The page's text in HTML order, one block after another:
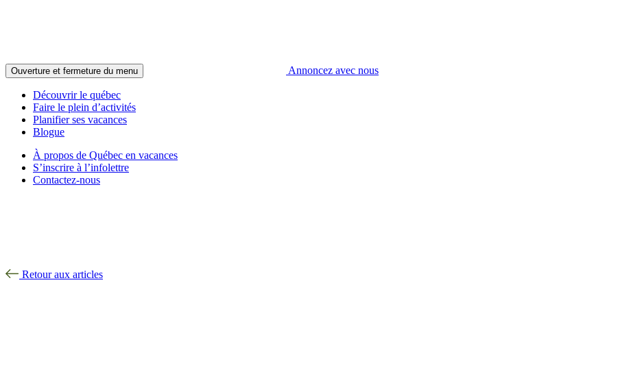
Ouverture et fermeture du menu Annoncez avec nous
Découvrir le québec
Faire le plein d’activités
Planifier ses vacances
Blogue
À propos de Québec en vacances
S’inscrire à l’infolettre
Contactez-nous
Retour aux articles